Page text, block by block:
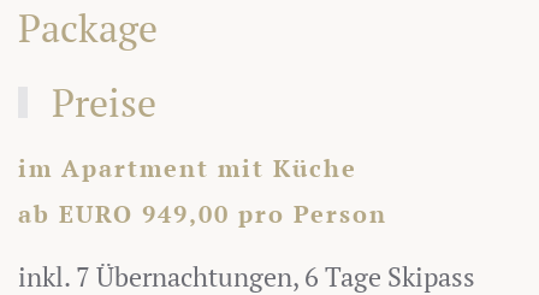
Package
Preise
im Apartment mit Küche
ab EURO 949,00 pro Person
inkl. 7 Übernachtungen, 6 Tage Skipass